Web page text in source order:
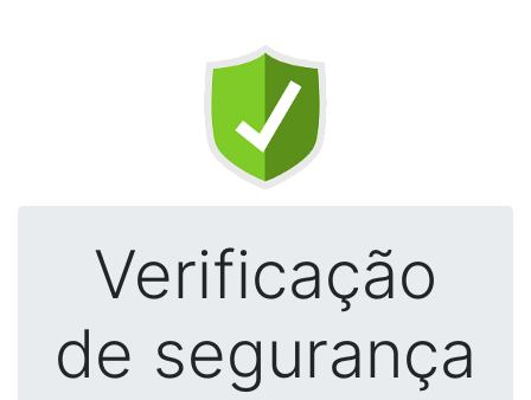
Verificação
de segurança